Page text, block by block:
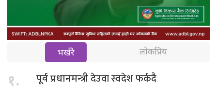
भर्खरै लोकप्रिय
१. पूर्व प्रधानमन्त्रीदेउवा स्वदेश फर्कदै